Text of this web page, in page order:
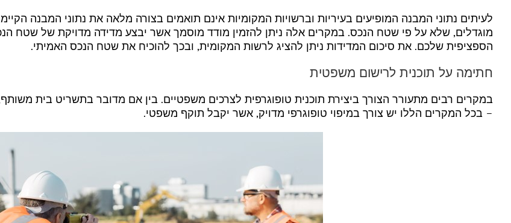
לעיתים נתוני המבנה המופיעים בעיריות וברשויות המקומיות אינם תואמים בצורה מלאה את נתוני המבנה
מוגדלים, שלא על פי שטח הנכס. במקרים אלה ניתן להזמין מודד מוסמך אשר יבצע מדידה מדויקת של שטח
הספציפית שלכם. את סיכום המדידות ניתן להציג לרשות המקומית, ובכך להוכיח את שטח הנכס האמיתי.
חתימה על תוכנית לרישום משפטית
במקרים רבים מתעורר הצורך ביצירת תוכנית טופוגרפית לצרכים משפטיים. בין אם מדובר בתשריט בית
– בכל המקרים הללו יש צורך במיפוי טופוגרפי מדויק, אשר יקבל תוקף משפטי.